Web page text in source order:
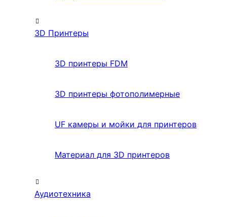
3D Принтеры
3D принтеры FDM
3D принтеры фотополимерные
UF камеры и мойки для принтеров
Материал для 3D принтеров
Аудиотехника